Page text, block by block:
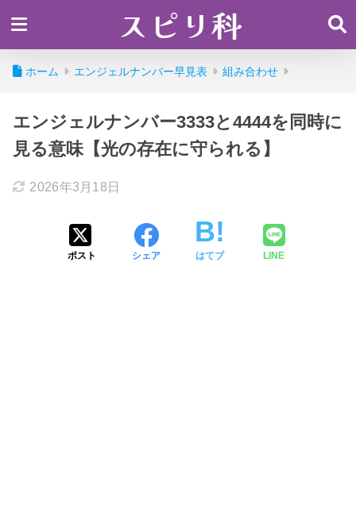
スピリ科
ホーム エンジェルナンバー早見表 組み合わせ
エンジェルナンバー3333と4444を同時に
見る意味【光の存在に守られる】
2026年3月18日
ポスト シェア はてブ LINE